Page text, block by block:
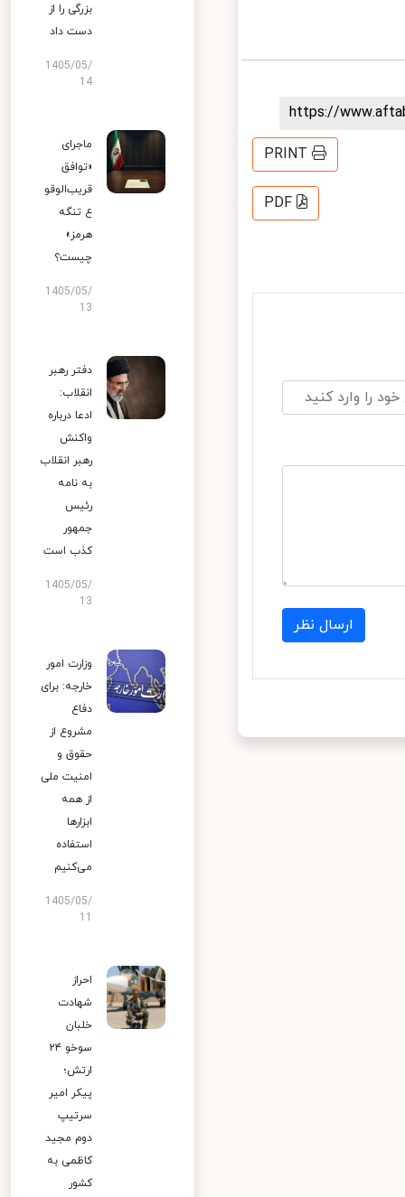
https://
PRINT
PDF
ارسال نظر
بزرگی را از
دست داد
1405/05/
14
ماجرای
«توافق
قریب‌الوقو
ع تنگه
هرمز»
چیست؟
1405/05/
13
دفتر رهبر
انقلاب:
ادعا درباره
واکنش
رهبر انقلاب
به نامه
رئیس
جمهور
کذب است
1405/05/
13
وزارت امور
خارجه: برای
دفاع
مشروع از
حقوق و
امنیت ملی
از همه
ابزارها
استفاده
می‌کنیم
1405/05/
احراز
شهادت
خلبان
سوخو ۲۴
ارتش؛
پیکر امیر
سرتیپ
دوم مجید
کاظمی به
کشور